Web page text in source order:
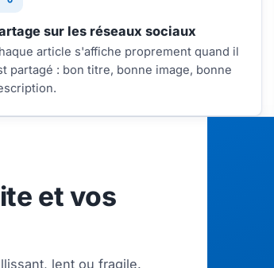
sur les réseaux sociaux
article s'affiche proprement quand il
partagé : bon titre, bonne image, bonne
et vos
lent ou fragile.